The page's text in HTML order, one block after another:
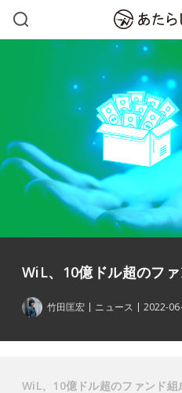
WiL、10億ドル超のフ
竹田匡宏 ニュース 2022-
WiL、10億ドル超のファンド組